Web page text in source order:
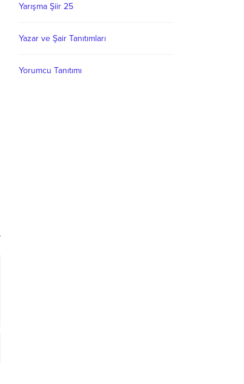
Yarışma Şiir 25
Yazar ve Şair Tanıtımları
Yorumcu Tanıtımı